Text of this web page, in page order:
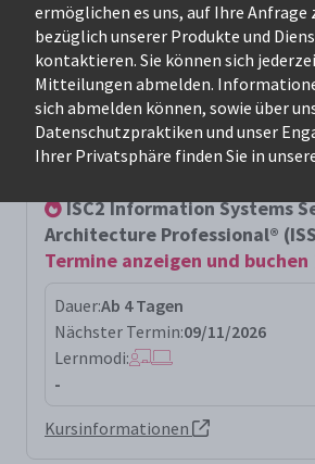
ermöglichen es uns, auf Ihre Anfrage
bezüglich unserer Produkte und
kontaktieren. Sie können sich
Mitteilungen abmelden.
sich abmelden können, sowie über
Datenschutzpraktiken und unser
Ihrer Privatsphäre finden Sie in
Relevanteste Kurse für
issap
ISC2 Information Systems
Architecture Professional®
Termine anzeigen und buchen
Dauer:Ab 4 Tagen
Nächster Termin:09/11/2026
Lernmodi:
-
Kursinformationen